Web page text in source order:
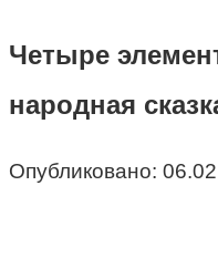
Четыре
народная
Опубликовано: